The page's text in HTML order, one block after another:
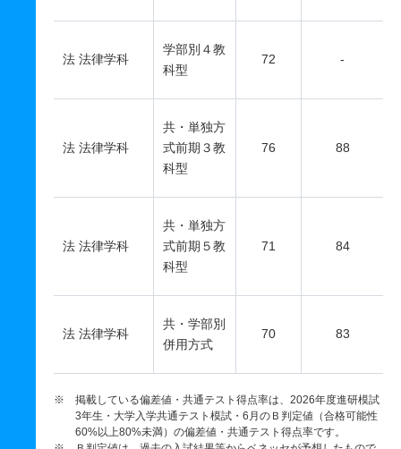
法 法律学科
学部別４教
科型
72 -
法 法律学科
共・単独方
式前期３教
科型
76 88
法 法律学科
共・単独方
式前期５教
科型
71 84
法 法律学科
共・学部別
併用方式
70 83
※ 掲載している偏差値・共通テスト得点率は、2026年度進研模試
3年生・大学入学共通テスト模試・6月のＢ判定値（合格可能性
60%以上80%未満）の偏差値・共通テスト得点率です。